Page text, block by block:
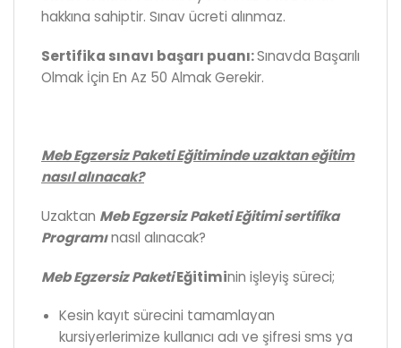
hakkına sahiptir. Sınav ücreti alınmaz.
Sertifika sınavı başarı puanı:Sınavda Başarılı
Olmak İçin En Az 50 Almak Gerekir.
Meb Egzersiz Paketi Eğitiminde uzaktan eğitim
nasıl alınacak?
Uzaktan Meb Egzersiz Paketi Eğitimi sertifika
Programınasıl alınacak?
Meb Egzersiz PaketiEğitiminin işleyiş süreci;
Kesin kayıt sürecini tamamlayan
kursiyerlerimize kullanıcı adı ve şifresi sms ya